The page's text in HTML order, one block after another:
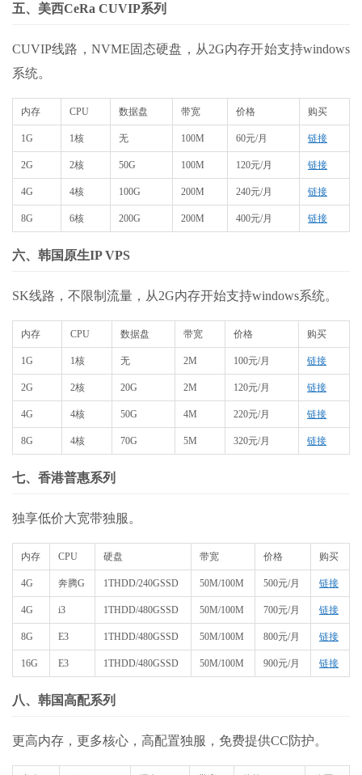
五、美西CeRa CUVIP系列
CUVIP线路，NVME固态硬盘，从2G内存开始支持windows
系统。
内存 CPU 数据盘 带宽 价格 购买
1G 1核 无 100M 60元/月 链接
2G 2核 50G 100M 120元/月 链接
4G 4核 100G 200M 240元/月 链接
8G 6核 200G 200M 400元/月 链接
六、韩国原生IP VPS
SK线路，不限制流量，从2G内存开始支持windows系统。
内存 CPU 数据盘 带宽 价格 购买
1G 1核 无 2M 100元/月 链接
2G 2核 20G 2M 120元/月 链接
4G 4核 50G 4M 220元/月 链接
8G 4核 70G 5M 320元/月 链接
七、香港普惠系列
独享低价大宽带独服。
内存 CPU 硬盘 带宽 价格 购买
4G 奔腾G 1THDD/240GSSD 50M/100M 500元/月 链接
4G i3 1THDD/480GSSD 50M/100M 700元/月 链接
8G E3 1THDD/480GSSD 50M/100M 800元/月 链接
16G E3 1THDD/480GSSD 50M/100M 900元/月 链接
八、韩国高配系列
更高内存，更多核心，高配置独服，免费提供CC防护。